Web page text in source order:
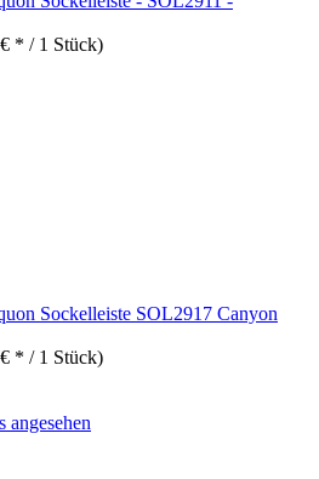
* / 1 Stück)
Sockelleiste SOL2917 Canyon
* / 1 Stück)
angesehen